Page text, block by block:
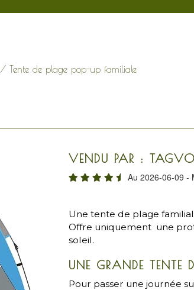
/ Tente de plage pop-up familiale
VENDU PAR : TAGVO
Au 2026-06-09 -
Une tente de plage
Offre uniquement une
soleil.
UNE GRANDE TENTE
Pour passer une journée